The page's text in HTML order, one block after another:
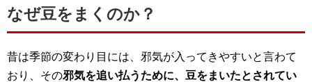
なぜ豆をまくのか？
昔は季節の変わり目には、邪気が入ってきやすいと言わて
おり、その邪気を追い払うために、豆をまいたとされてい